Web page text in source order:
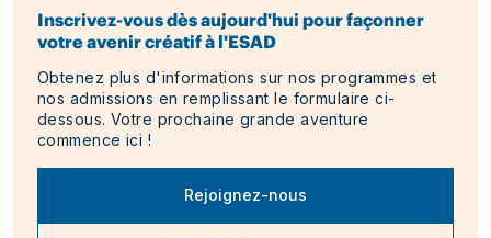
Inscrivez-vous dès aujourd'hui pour façonner
votre avenir créatif à l'ESAD
Obtenez plus d'informations sur nos programmes et
nos admissions en remplissant le formulaire ci-
dessous. Votre prochaine grande aventure
commence ici !
Rejoignez-nous